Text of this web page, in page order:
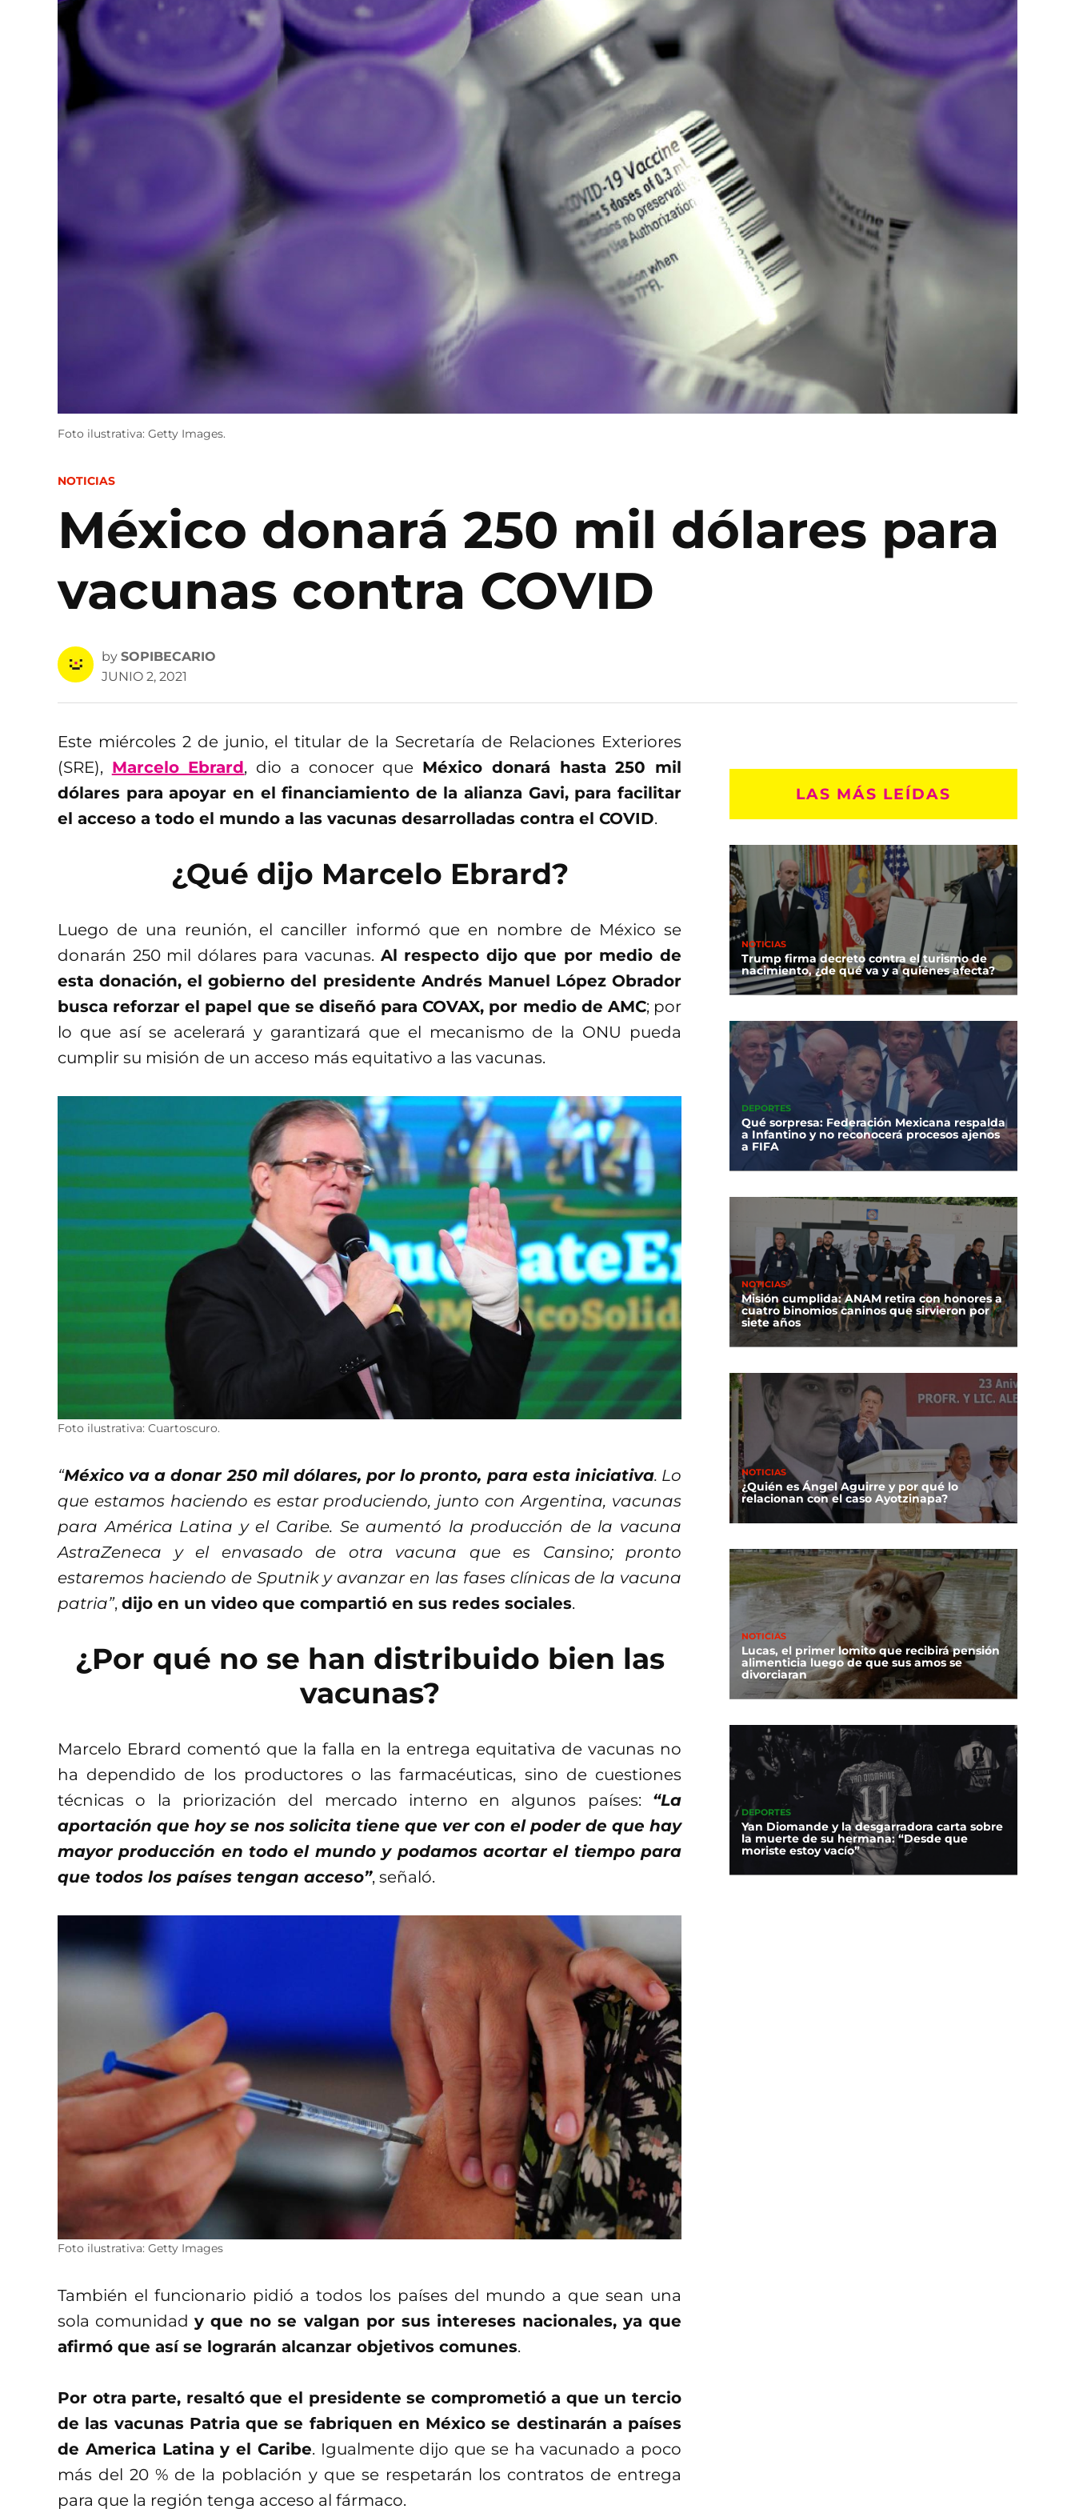
Foto ilustrativa: Getty Images.
POSTED
NOTICIAS
México donará 250 mil dólares para
vacunas contra COVID
by SOPIBECARIO
JUNIO 2, 2021
Este miércoles 2 de junio, el titular de la Secretaría de Relaciones Exteriores
(SRE), Marcelo Ebrard, dio a conocer que México donará hasta 250 mil
dólares para apoyar en el financiamiento de la alianza Gavi, para facilitar
el acceso a todo el mundo a las vacunas desarrolladas contra el COVID.
¿Qué dijo Marcelo Ebrard?
Luego de una reunión, el canciller informó que en nombre de México se
donarán 250 mil dólares para vacunas. Al respecto dijo que por medio de
esta donación, el gobierno del presidente Andrés Manuel López Obrador
busca reforzar el papel que se diseñó para COVAX, por medio de AMC; por
lo que así se acelerará y garantizará que el mecanismo de la ONU pueda
cumplir su misión de un acceso más equitativo a las vacunas.
Foto ilustrativa: Cuartoscuro.
“México va a donar 250 mil dólares, por lo pronto, para esta iniciativa. Lo
que estamos haciendo es estar produciendo, junto con Argentina, vacunas
para América Latina y el Caribe. Se aumentó la producción de la vacuna
AstraZeneca y el envasado de otra vacuna que es Cansino; pronto
estaremos haciendo de Sputnik y avanzar en las fases clínicas de la vacuna
patria”, dijo en un video que compartió en sus redes sociales.
¿Por qué no se han distribuido bien las
vacunas?
Marcelo Ebrard comentó que la falla en la entrega equitativa de vacunas no
ha dependido de los productores o las farmacéuticas, sino de cuestiones
técnicas o la priorización del mercado interno en algunos países: “La
aportación que hoy se nos solicita tiene que ver con el poder de que hay
mayor producción en todo el mundo y podamos acortar el tiempo para
que todos los países tengan acceso”, señaló.
Foto ilustrativa: Getty Images
También el funcionario pidió a todos los países del mundo a que sean una
sola comunidady que no se valgan por sus intereses nacionales, ya que
afirmó que así se lograrán alcanzar objetivos comunes.
Por otra parte, resaltó que el presidente se comprometió a que un tercio
de las vacunas Patria que se fabriquen en México se destinarán a países
de America Latina y el Caribe. Igualmente dijo que se ha vacunado a poco
más del 20 % de la población y que se respetarán los contratos de entrega
para que la región tenga acceso al fármaco.
LAS MÁS LEÍDAS
NOTICIAS
Trump firma decreto contra el turismo de
nacimiento, ¿de qué va y a quiénes afecta?
DEPORTES
Qué sorpresa: Federación Mexicana respalda
a Infantino y no reconocerá procesos ajenos
a FIFA
NOTICIAS
Misión cumplida: ANAM retira con honores a
cuatro binomios caninos que sirvieron por
siete años
NOTICIAS
¿Quién es Ángel Aguirre y por qué lo
relacionan con el caso Ayotzinapa?
NOTICIAS
Lucas, el primer lomito que recibirá pensión
alimenticia luego de que sus amos se
divorciaran
DEPORTES
Yan Diomande y la desgarradora carta sobre
la muerte de su hermana: “Desde que
moriste estoy vacío”